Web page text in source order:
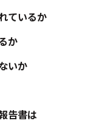
ているか
か
いか
告書は